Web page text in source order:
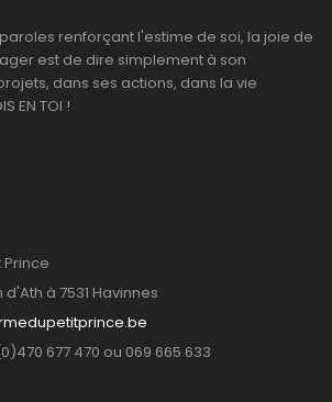
renforçant l'estime de soi, la joie de
est de dire simplement à son
dans ses actions, dans la vie
EN TOI !
Prince
à 7531 Havinnes
677 470 ou 069 665 633